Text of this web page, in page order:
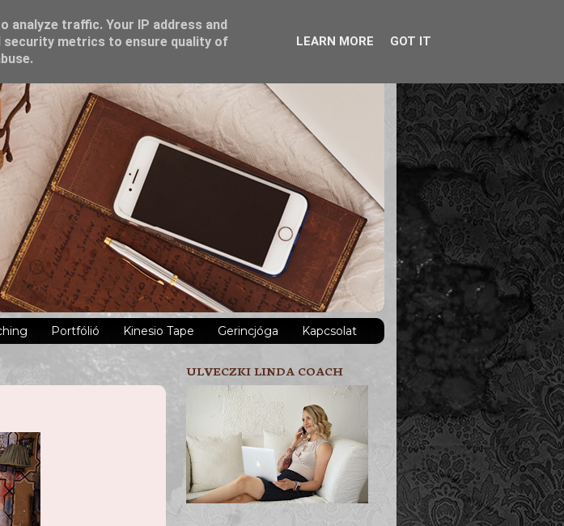
Portfólió Kinesio Tape Gerincjóga Kapcsolat
ULVECZKI LINDA COACH
analyze traffic. Your IP address and
security metrics to ensure quality of
LEARN MORE GOT IT